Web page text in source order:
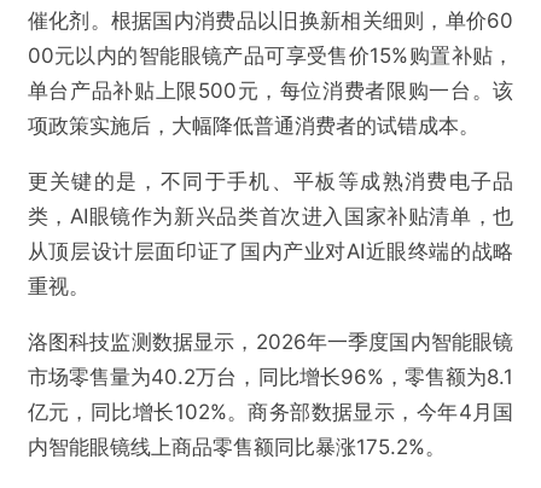
催化剂。根据国内消费品以旧换新相关细则，单价60
00元以内的智能眼镜产品可享受售价15%购置补贴，
单台产品补贴上限500元，每位消费者限购一台。该
项政策实施后，大幅降低普通消费者的试错成本。
更关键的是，不同于手机、平板等成熟消费电子品
类，AI眼镜作为新兴品类首次进入国家补贴清单，也
从顶层设计层面印证了国内产业对AI近眼终端的战略
重视。
洛图科技监测数据显示，2026年一季度国内智能眼镜
市场零售量为40.2万台，同比增长96%，零售额为8.1
亿元，同比增长102%。商务部数据显示，今年4月国
内智能眼镜线上商品零售额同比暴涨175.2%。